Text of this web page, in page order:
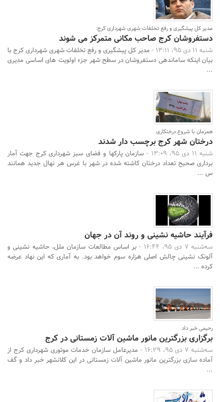
مدیر کل پیشگیری و رفع تخلفات شهری شهرداری کرج:
دستفروشان کرج صاحب مکانی متمرکز می شوند
شنبه 11 دی 95، 13:11 -
مدیر کل پیشگیری و رفع تخلفات شهری شهرداری کرج با
بیان اینکه ساماندهی دستفروشان در سطح شهر جزء اولویت های اساسی مدیری
...
همزمان با شروع درختکاری
درختان شهر کرج برچسب دار شدند
شنبه 11 دی 95، 13:09 -
سازمان پارکها و فضای سبز شهرداری کرج جهت آمار
برداری صحیح تعداد درختان کاشته شده در شهر با غرس هر نهال جدید همانند
س ...
فرآیند حاشیه نشینی و روند آن در جهان
سه‌شنبه 7 دی 95، 16:44 -
بر اساس مطالعات سازمان ملل، حاشیه نشینی و
آلونک نشینی چالش اصلی هزاره سوم خواهد بود. به آماری که این نهاد عرضه
کرده ...
رحیمی خبر داد
برگزاری بزرگترین مانور ماشین آلات زمستانی در کرج
سه‌شنبه 7 دی 95، 16:29 -
مدیرعامل سازمان خدمات موتوری شهرداری کرج از
آماده سازی بزرگترین مانور ماشین آلات زمستانی در این کلانشهر خبر داد و گف
...